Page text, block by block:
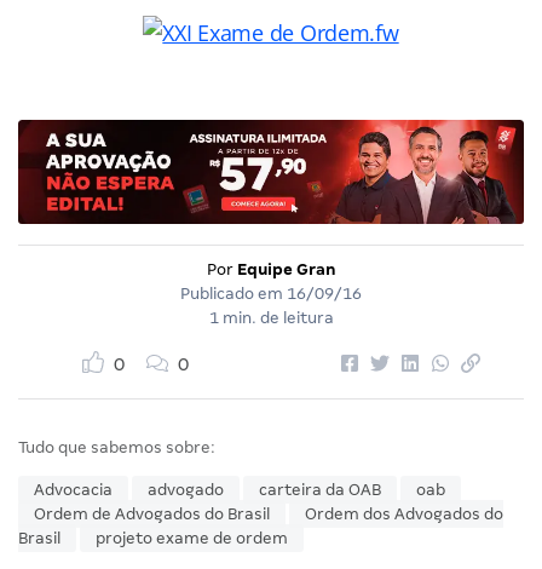
Por Equipe Gran
Publicado em 16/09/16
1 min. de leitura
0 0
Tudo que sabemos sobre:
Advocacia advogado carteira da OAB
oab
Ordem de Advogados do Brasil
Ordem dos Advogados do
Brasil
projeto exame de ordem